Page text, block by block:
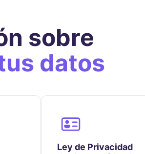
sobre
datos
Ley de Privacidad